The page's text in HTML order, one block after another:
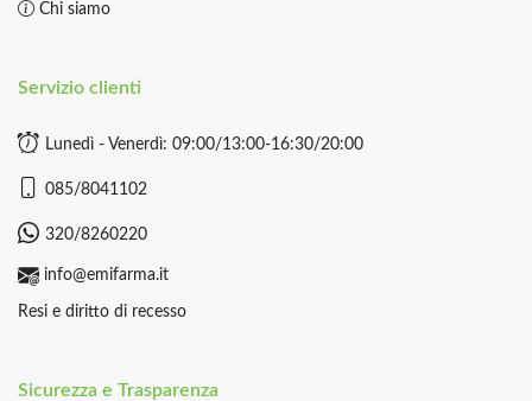
Chi siamo
Servizio clienti
Lunedì - Venerdì: 09:00/13:00-16:30/20:00
085/8041102
320/8260220
info@emifarma.it
Resi e diritto di recesso
Sicurezza e Trasparenza